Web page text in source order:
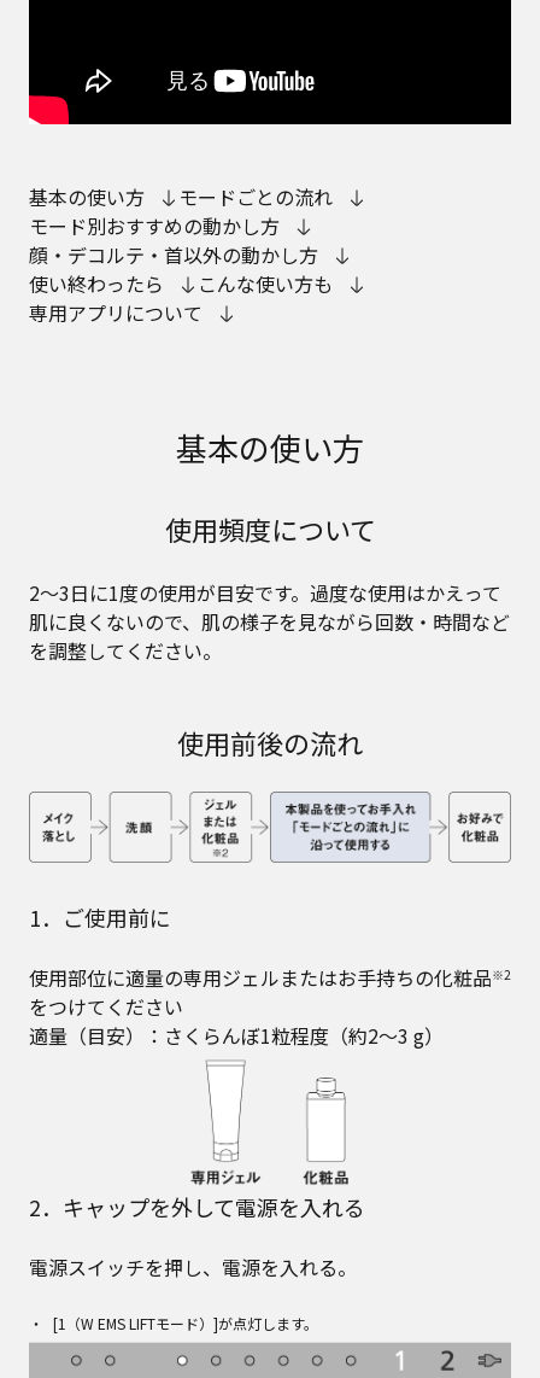
基本の使い方
モードごとの流れ
モード別おすすめの動かし方
顔・デコルテ・首以外の動かし方
使い終わったら
こんな使い方も
専用アプリについて
基本の使い方
使用頻度について
2～3日に1度の使用が目安です。過度な使用はかえって
肌に良くないので、肌の様子を見ながら回数・時間など
を調整してください。
使用前後の流れ
1．ご使用前に
使用部位に適量の専用ジェルまたはお手持ちの化粧品※2
をつけてください
適量（目安）：さくらんぼ1粒程度（約2～3 g）
2．キャップを外して電源を入れる
電源スイッチを押し、電源を入れる。
[1（W EMS LIFTモード）]が点灯します。